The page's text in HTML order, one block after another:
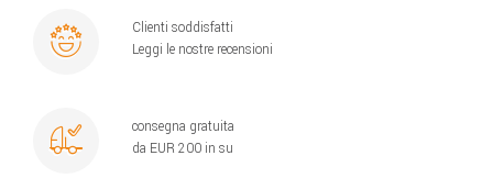
Clienti soddisfatti
Leggi le nostre recensioni
consegna gratuita
da EUR 200 in su